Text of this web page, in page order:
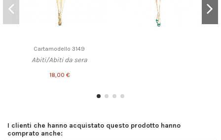
Cartamodello 3149
Abiti/Abiti da sera
18,00 €
I clienti che hanno acquistato questo prodotto hanno
comprato anche: